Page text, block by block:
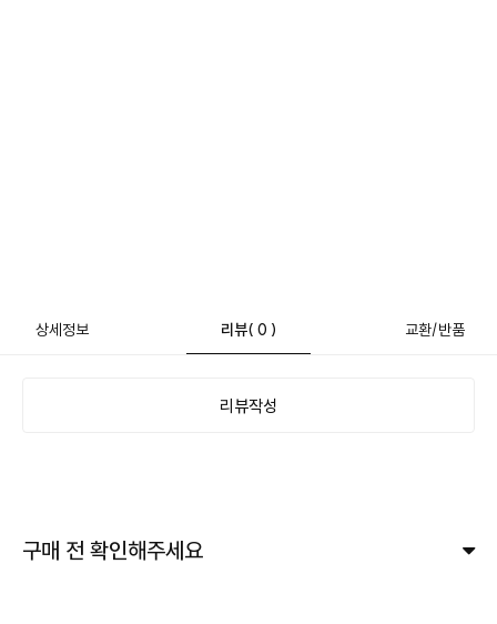
상세정보 리뷰( 0 ) 교환/반품
리뷰작성
구매 전 확인해주세요